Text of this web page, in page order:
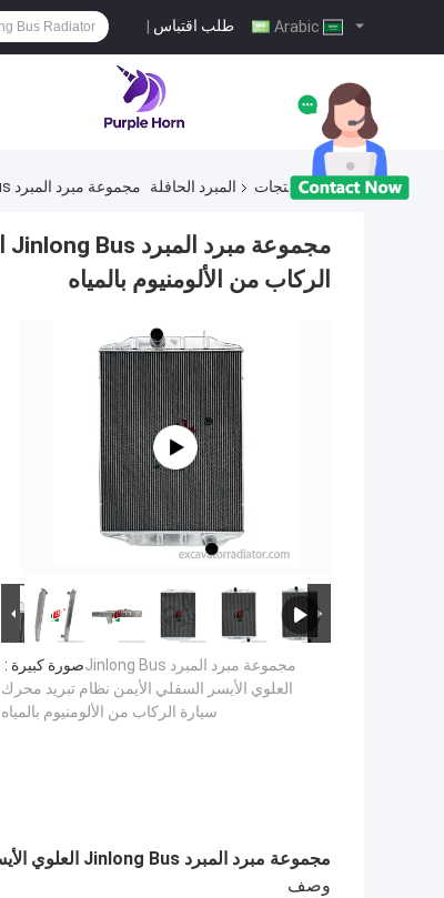
طلب اقتباس |
منزل المنتجات المبرد الحافلة مجموعة مبرد المبرد Jinlong Bus العلوي الأيسر السفلي الأيمن نظام تبريد محرك سيارة الركاب من الألومنيوم بالمياه
الركاب من الألومنيوم بالمياه
صورة كبيرة :مجموعة مبرد المبرد Jinlong Bus
العلوي الأيسر السفلي الأيمن نظام تبريد محرك
سيارة الركاب من الألومنيوم بالمياه
مجموعة مبرد المبرد Jinlong Bus العلوي الأيسر السفلي الأيمن نظام تبريد محرك سيارة الركاب من الألومنيوم بالمياه
وصف